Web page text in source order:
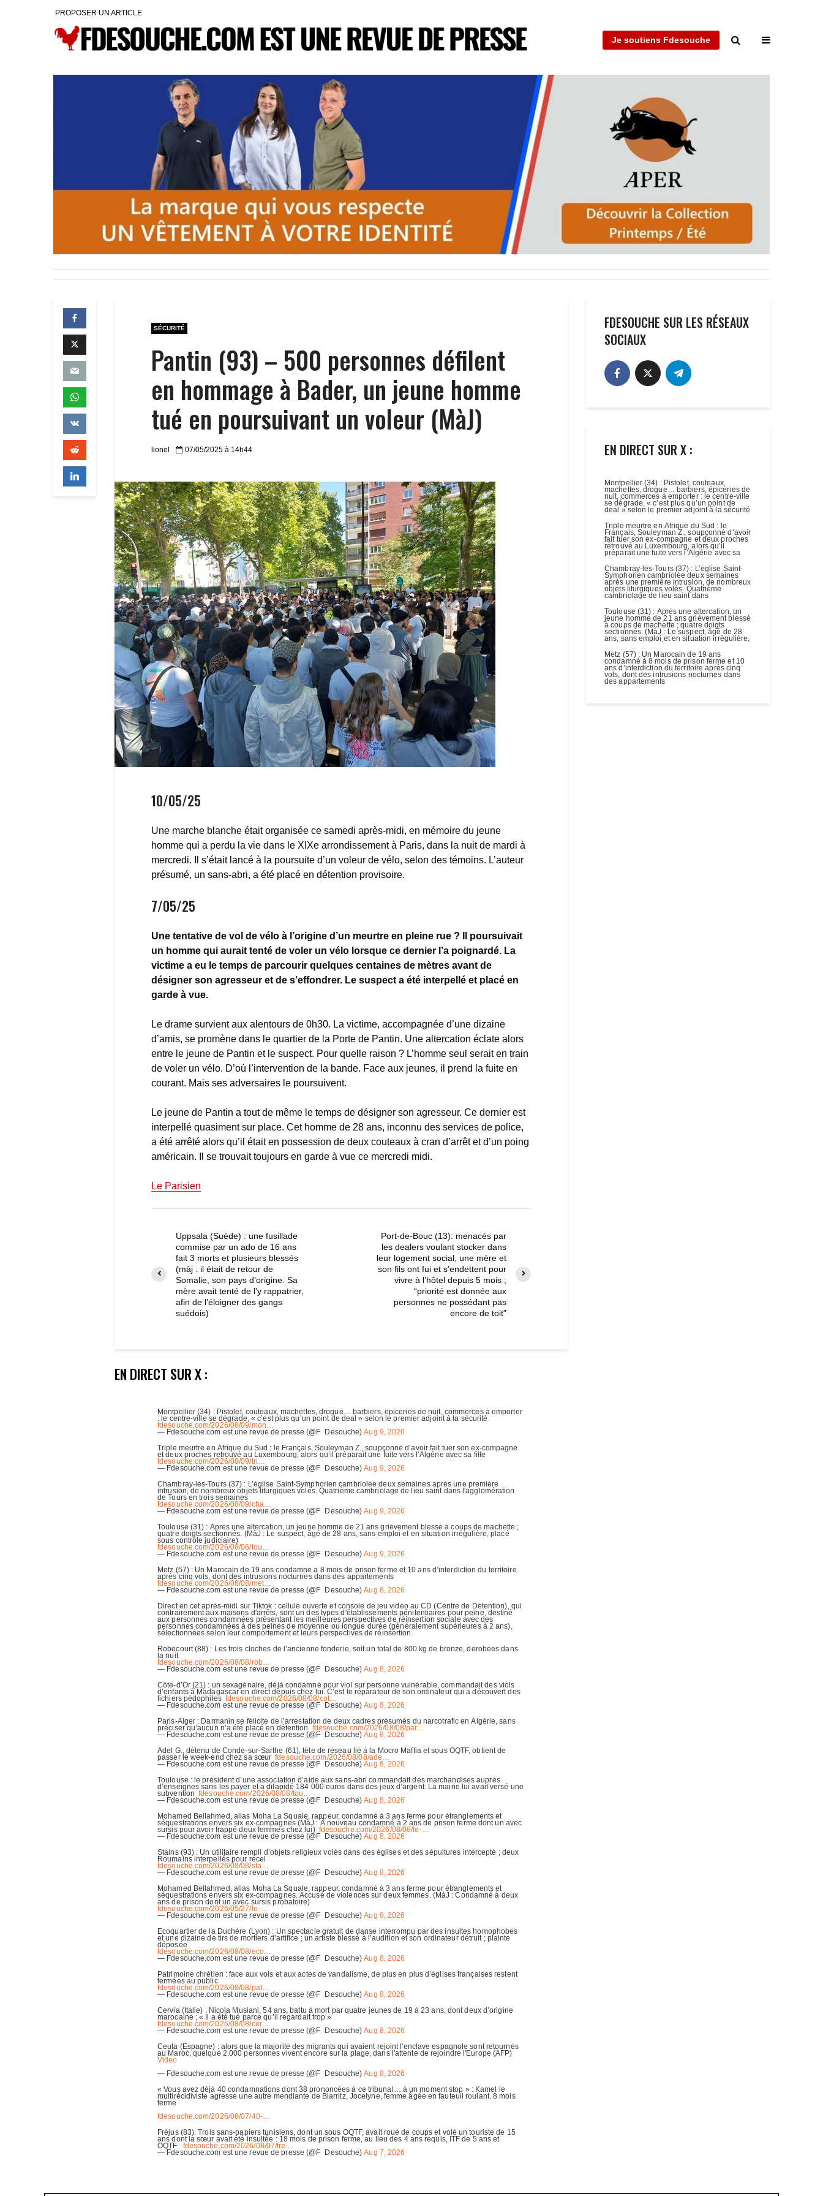
PROPOSER UN ARTICLE
Je soutiens Fdesouche
SÉCURITÉ
Pantin (93) – 500 personnes défilent
en hommage à Bader, un jeune homme
tué en poursuivant un voleur (MàJ)
lionel 07/05/2025 à 14h44
10/05/25
Une marche blanche était organisée ce samedi après-midi, en mémoire du jeune
homme qui a perdu la vie dans le XIXe arrondissement à Paris, dans la nuit de mardi à
mercredi. Il s’était lancé à la poursuite d’un voleur de vélo, selon des témoins. L’auteur
présumé, un sans-abri, a été placé en détention provisoire.
7/05/25
Une tentative de vol de vélo à l’origine d’un meurtre en pleine rue ?
Il poursuivait
un homme qui aurait tenté de voler un vélo lorsque ce dernier l’a poignardé. La
victime a eu le temps de parcourir quelques centaines de mètres avant de
désigner son agresseur et de s’effondrer. Le suspect a été interpellé et placé en
garde à vue.
Le drame survient aux alentours de 0h30. La victime, accompagnée d’une dizaine
d’amis, se promène dans le quartier de la Porte de Pantin. Une altercation éclate alors
entre le jeune de Pantin et le suspect. Pour quelle raison ? L’homme seul serait en train
de voler un vélo. D’où l’intervention de la bande. Face aux jeunes, il prend la fuite en
courant. Mais ses adversaires le poursuivent.
Le jeune de Pantin a tout de même le temps de désigner son agresseur. Ce dernier est
interpellé quasiment sur place. Cet homme de 28 ans, inconnu des services de police,
a été arrêté alors qu’il était en possession de deux couteaux à cran d’arrêt et d’un poing
américain. Il se trouvait toujours en garde à vue ce mercredi midi.
Le Parisien
Uppsala (Suède) : une fusillade
commise par un ado de 16 ans
fait 3 morts et plusieurs blessés
(màj : il était de retour de
Somalie, son pays d’origine. Sa
mère avait tenté de l’y rappatrier,
afin de l’éloigner des gangs
suédois)
Port-de-Bouc (13): menacés par
les dealers voulant stocker dans
leur logement social, une mère et
son fils ont fui et s’endettent pour
vivre à l’hôtel depuis 5 mois ;
“priorité est donnée aux
personnes ne possédant pas
encore de toit”
EN DIRECT SUR X :
FDESOUCHE SUR LES RÉSEAUX
SOCIAUX
EN DIRECT SUR X :